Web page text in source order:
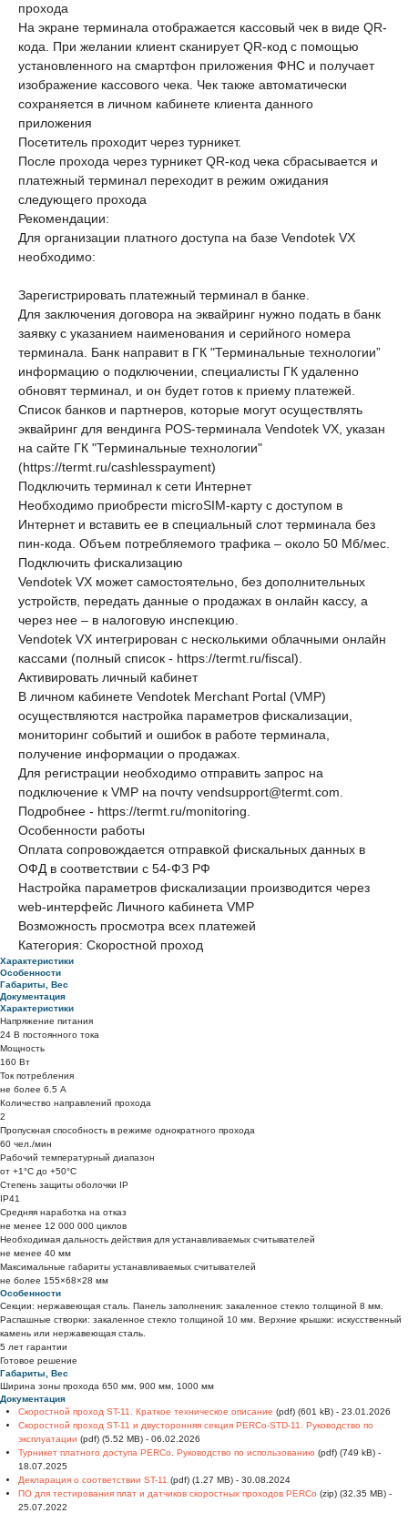
прохода
На экране терминала отображается кассовый чек в виде QR-
кода. При желании клиент сканирует QR-код с помощью
установленного на смартфон приложения ФНС и получает
изображение кассового чека. Чек также автоматически
сохраняется в личном кабинете клиента данного
приложения
Посетитель проходит через турникет.
После прохода через турникет QR-код чека сбрасывается и
платежный терминал переходит в режим ожидания
следующего прохода
Рекомендации:
Для организации платного доступа на базе Vendotek VX
необходимо:
Зарегистрировать платежный терминал в банке.
Для заключения договора на эквайринг нужно подать в банк
заявку с указанием наименования и серийного номера
терминала. Банк направит в ГК "Терминальные технологии”
информацию о подключении, специалисты ГК удаленно
обновят терминал, и он будет готов к приему платежей.
Список банков и партнеров, которые могут осуществлять
эквайринг для вендинга POS-терминала Vendotek VX, указан
на сайте ГК "Терминальные технологии"
(https://termt.ru/cashlesspayment)
Подключить терминал к сети Интернет
Необходимо приобрести microSIM-карту с доступом в
Интернет и вставить ее в специальный слот терминала без
пин-кода. Объем потребляемого трафика – около 50 Мб/мес.
Подключить фискализацию
Vendotek VX может самостоятельно, без дополнительных
устройств, передать данные о продажах в онлайн кассу, а
через нее – в налоговую инспекцию.
Vendotek VX интегрирован с несколькими облачными онлайн
кассами (полный список - https://termt.ru/fiscal).
Активировать личный кабинет
В личном кабинете Vendotek Merchant Portal (VMP)
осуществляются настройка параметров фискализации,
мониторинг событий и ошибок в работе терминала,
получение информации о продажах.
Для регистрации необходимо отправить запрос на
подключение к VMP на почту vendsupport@termt.com.
Подробнее - https://termt.ru/monitoring.
Особенности работы
Оплата сопровождается отправкой фискальных данных в
ОФД в соответствии с 54-ФЗ РФ
Настройка параметров фискализации производится через
web-интерфейс Личного кабинета VMP
Возможность просмотра всех платежей
Категория: Скоростной проход
Характеристики
Особенности
Габариты, Вес
Документация
Характеристики
Напряжение питания
24 В постоянного тока
Мощность
160 Вт
Ток потребления
не более 6.5 А
Количество направлений прохода
2
Пропускная способность в режиме однократного прохода
60 чел./мин
Рабочий температурный диапазон
от +1°C до +50°C
Степень защиты оболочки IP
IP41
Средняя наработка на отказ
не менее 12 000 000 циклов
Необходимая дальность действия для устанавливаемых считывателей
не менее 40 мм
Максимальные габариты устанавливаемых считывателей
не более 155×68×28 мм
Особенности
Секции: нержавеющая сталь. Панель заполнения: закаленное стекло толщиной 8 мм.
Распашные створки: закаленное стекло толщиной 10 мм. Верхние крышки: искусственный
камень или нержавеющая сталь.
5 лет гарантии
Готовое решение
Габариты, Вес
Ширина зоны прохода 650 мм, 900 мм, 1000 мм
Документация
Скоростной проход ST-11. Краткое техническое описание (pdf) (601 kB) - 23.01.2026
Скоростной проход ST-11 и двусторонняя секция PERCo-STD-11. Руководство по
эксплуатации (pdf) (5.52 MB) - 06.02.2026
Турникет платного доступа PERCo. Руководство по использованию (pdf) (749 kB) -
18.07.2025
Декларация о соответствии ST-11 (pdf) (1.27 MB) - 30.08.2024
ПО для тестирования плат и датчиков скоростных проходов PERCo (zip) (32.35 MB) -
25.07.2022